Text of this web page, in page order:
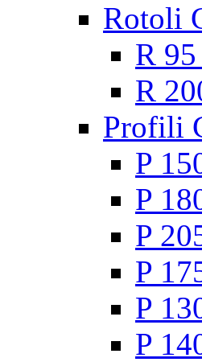
Rotoli
R
R
Profili
P
P
P
P
P
P